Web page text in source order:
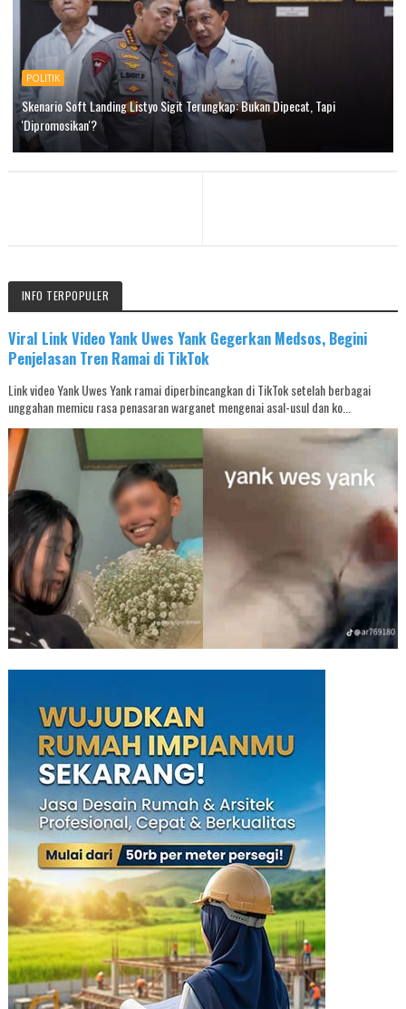
POLITIK
Skenario Soft Landing Listyo Sigit Terungkap: Bukan Dipecat, Tapi
'Dipromosikan'?
INFO TERPOPULER
Viral Link Video Yank Uwes Yank Gegerkan Medsos, Begini
Penjelasan Tren Ramai di TikTok
Link video Yank Uwes Yank ramai diperbincangkan di TikTok setelah berbagai
unggahan memicu rasa penasaran warganet mengenai asal-usul dan ko...